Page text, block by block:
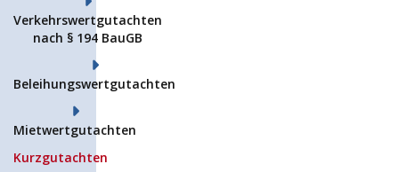
Verkehrswertgutachten
nach § 194 BauGB
Beleihungswertgutachten
Mietwertgutachten
Kurzgutachten